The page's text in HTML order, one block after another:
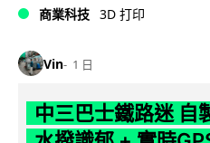
商業科技 3D 打印
Vin 1 日
中三巴士鐵路迷 自